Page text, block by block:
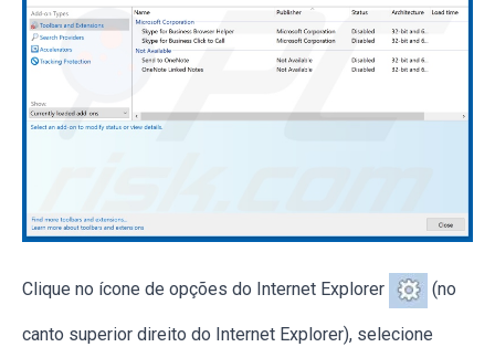
Clique no ícone de opções do Internet Explorer (no
canto superior direito do Internet Explorer), selecione